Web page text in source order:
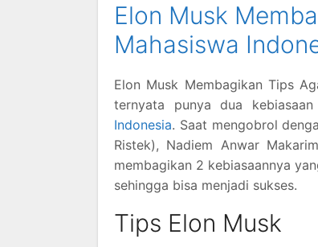
Elon Musk
Mahasiswa
Elon Musk Membagikan Tips
ternyata punya dua
Indonesia. Saat mengobrol
Ristek), Nadiem Anwar
membagikan 2 kebiasaannya
sehingga bisa menjadi sukses.
Tips Elon Musk